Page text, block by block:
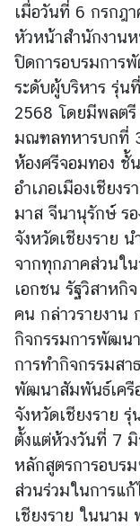
ง
สุ
ล
ข่
า
ว
บ
ริ
ก
า
ร
ป
ร
ะ
ช
า
ช
น
ร้
เมื่อวันที่ 6 กรกฎ
หัวหน้าสำนักงานห
ปิดการอบรมการพั
ระดับผู้บริหาร รุ่น
2568 โดยมีพลตรี
มณฑลทหารบกที่
ห้องศรีจอมทอง ชั้
อำเภอเมืองเชียงร
มาส จีนานุรักษ์ ร
จังหวัดเชียงราย
จากทุกภาคส่วนใน
เอกชน รัฐวิสาหกิ
คน กล่าวรายงาน
กิจกรรมการพัฒน
การทำกิจกรรมส
พัฒนาสัมพันธ์เครื
จังหวัดเชียงราย
ตั้งแต่ห้วงวันที่ 7
หลักสูตรการอบร
ส่วนร่วมในการแ
เชียงราย ในนาม